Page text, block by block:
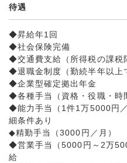
待遇
◆昇給年1回
◆社会保険完備
◆交通費支給（所得税の課税
◆退職金制度（勤続半年以上
◆企業型確定拠出年金
◆各種手当（資格・役職・時
◆能力手当（1件1万5000円
細条件あり
◆精勤手当（3000円／月）
◆営業手当（5000円～2万
給